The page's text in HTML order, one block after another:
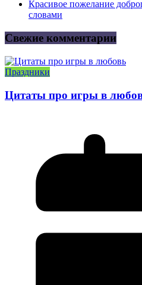
Красивое пожелание
словами
Свежие комментарии
Праздники
Цитаты про игры в